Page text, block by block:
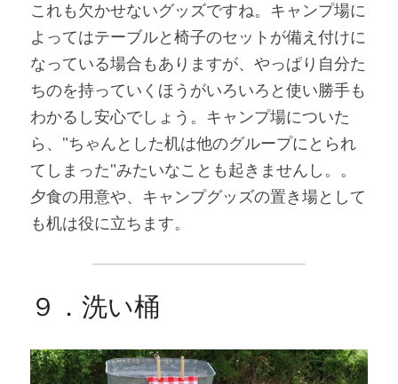
これも欠かせないグッズですね。キャンプ場に
よってはテーブルと椅子のセットが備え付けに
なっている場合もありますが、やっぱり自分た
ちのを持っていくほうがいろいろと使い勝手も
わかるし安心でしょう。キャンプ場についた
ら、"ちゃんとした机は他のグループにとられ
てしまった"みたいなことも起きませんし。。
夕食の用意や、キャンプグッズの置き場として
も机は役に立ちます。
９．洗い桶